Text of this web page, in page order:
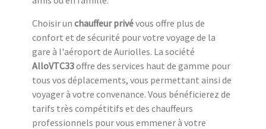
Choisir un chauffeur privévous offre plus de
confort et de sécurité pour votre voyage de la
gare à l'aéroport de Auriolles. La société
AlloVTC33offre des services haut de gamme pour
tous vos déplacements, vous permettant ainsi de
voyager à votre convenance. Vous bénéficierez de
tarifs très compétitifs et des chauffeurs
professionnels pour vous emmener à votre